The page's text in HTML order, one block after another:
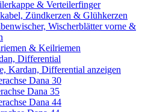
& Verteilerfinger
Zündkerzen & Glühkerzen
Wischerblätter vorne &
& Keilriemen
Differential
Kardan, Differential anzeigen
Dana 30
Dana 35
Dana 44